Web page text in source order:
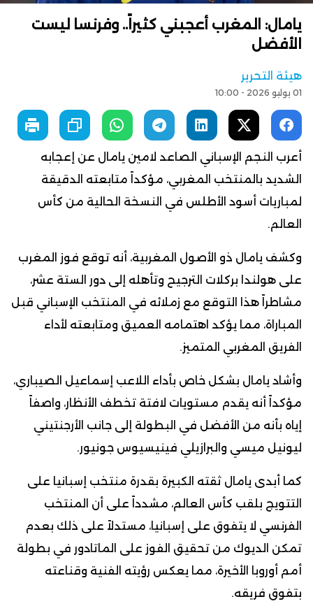
يامال: المغرب أعجبني كثيراً.. وفرنسا ليست
الأفضل
هيئة التحرير
01 يوليو 2026 - 10:00
أعرب النجم الإسباني الصاعد لامين يامال عن إعجابه
الشديد بالمنتخب المغربي، مؤكداً متابعته الدقيقة
لمباريات أسود الأطلس في النسخة الحالية من كأس
العالم.
وكشف يامال ذو الأصول المغربية، أنه توقع فوز المغرب
على هولندا بركلات الترجيح وتأهله إلى دور الستة عشر،
مشاطراً هذا التوقع مع زملائه في المنتخب الإسباني قبل
المباراة، مما يؤكد اهتمامه العميق ومتابعته لأداء
الفريق المغربي المتميز.
وأشاد يامال بشكل خاص بأداء اللاعب إسماعيل الصيباري،
مؤكداً أنه يقدم مستويات لافتة تخطف الأنظار، واصفاً
إياه بأنه من الأفضل في البطولة إلى جانب الأرجنتيني
ليونيل ميسي والبرازيلي فينيسيوس جونيور.
كما أبدى يامال ثقته الكبيرة بقدرة منتخب إسبانيا على
التتويج بلقب كأس العالم، مشدداً على أن المنتخب
الفرنسي لا يتفوق على إسبانيا، مستدلاً على ذلك بعدم
تمكن الديوك من تحقيق الفوز على الماتادور في بطولة
أمم أوروبا الأخيرة، مما يعكس رؤيته الفنية وقناعته
بتفوق فريقه.